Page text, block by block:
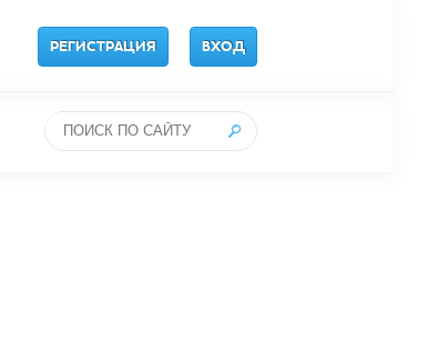
РЕГИСТРАЦИЯ ВХОД